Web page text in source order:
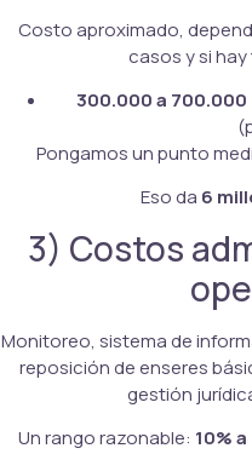
Costo aproximado,
casos y si
300.000 a
Pongamos un punto
Eso da 6
3) Costos
Monitoreo, sistema de
reposición de enseres
gestión
Un rango razonable: 10%